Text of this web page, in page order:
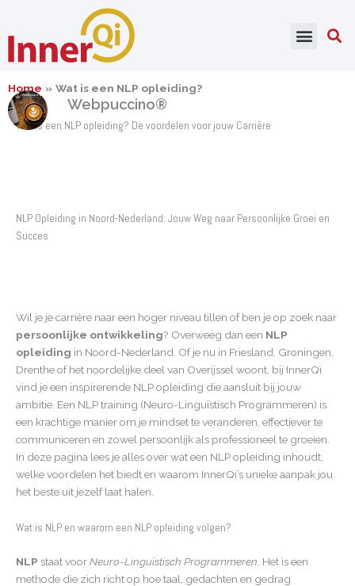
inhoud
Home Wat is een NLP opleiding?
Webpuccino®
Wat is een NLP opleiding? De voordelen voor jouw Carrière
NLP Opleiding in Noord-Nederland: Jouw Weg naar Persoonlijke Groei en
Succes
Wil je je carrière naar een hoger niveau tillen of ben je op zoek naar
persoonlijke ontwikkeling? Overweeg dan een NLP
opleiding in Noord-Nederland. Of je nu in Friesland, Groningen,
Drenthe of het noordelijke deel van Overijssel woont, bij InnerQi
vind je een inspirerende NLP opleiding die aansluit bij jouw
ambitie. Een NLP training (Neuro-Linguïstisch Programmeren) is
een krachtige manier om je mindset te veranderen, effectiever te
communiceren en zowel persoonlijk als professioneel te groeien.
In deze pagina lees je alles over wat een NLP opleiding inhoudt,
welke voordelen het biedt en waarom InnerQi’s unieke aanpak jou
het beste uit jezelf laat halen.
Wat is NLP en waarom een NLP opleiding volgen?
NLP staat voorNeuro-Linguïstisch Programmeren . Het is een
methode die zich richt op hoe taal, gedachten en gedrag